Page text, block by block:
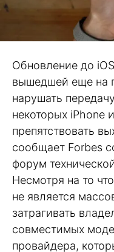
Обновление до
вышедшей еще на
нарушать
некоторых iPhone
препятствовать
сообщает Forbes
форум
Несмотря на то
не является
затрагивать
совместимых
провайдера,